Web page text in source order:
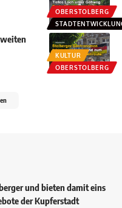
OBERSTOLBERG
KULTUR
OBERSTOLBERG
und bieten damit eins
der Kupferstadt